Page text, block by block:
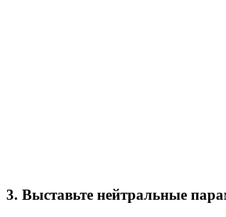
3. Выставьте нейтральные